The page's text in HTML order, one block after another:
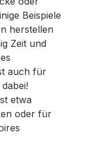
Beispiele
herstellen
Zeit und
auch für
etwa
oder für